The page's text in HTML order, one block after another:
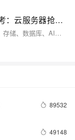
阿里云新用户和老用户十大最新活动参考：云服务器抢购与特惠，域名注册优惠，AI产品特惠，百炼优惠券等
阿里云2026年面向新老用户推出的活动覆盖计算、存储、数据库、AI等全品类。云服务器方面，轻量应用服务器38元/年限量抢购，经济型e实例99元/年、u1实例199元/年续费同价；另有多规格实例低至3折起。组合购套餐覆盖建站、电商等场景，低至38元起。AI领域，Qwen3.7-Max推理服务限时5折，HappyHorse视频模型8折，新用户享7000万免费tokens。此外还有Token Plan多档订阅、百炼"先用后返"返券、160+云产品最长12个月免费试用等权益，构建从基础算力到前沿AI的完整福利矩阵，助力各类用户低成本上云与AI创新。
89532
49148